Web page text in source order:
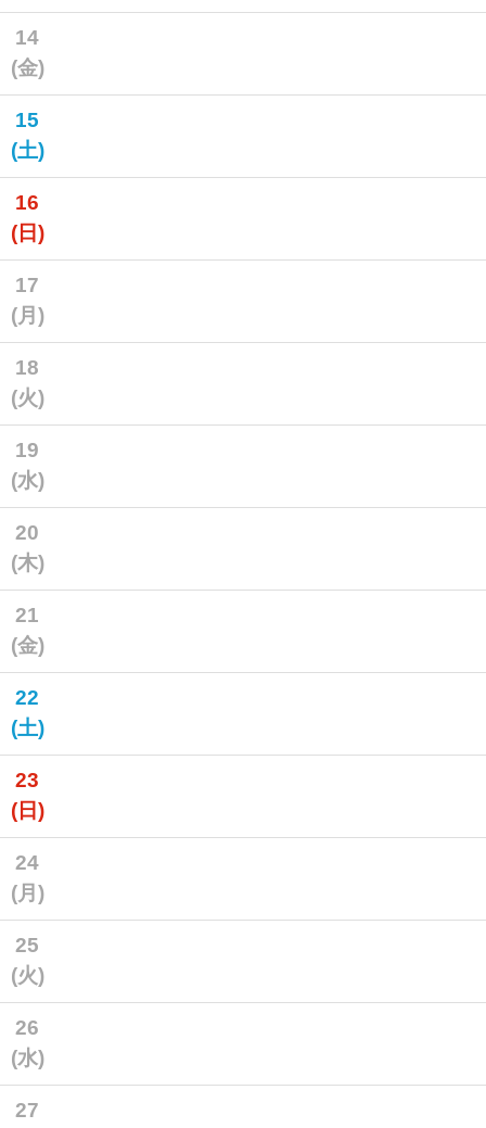
14
(金)
15
(土)
16
(日)
17
(月)
18
(火)
19
(水)
20
(木)
21
(金)
22
(土)
23
(日)
24
(月)
25
(火)
26
(水)
27